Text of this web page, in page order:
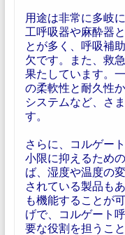
用途は非常に多岐
工呼吸器や麻酔器
とが多く、呼吸補
欠です。また、救
果たしています。
の柔軟性と耐久性
システムなど、さ
す。
さらに、コルゲー
小限に抑えるため
ば、湿度や温度の
されている製品も
も機能することが
げで、コルゲート
要な役割を担うこ